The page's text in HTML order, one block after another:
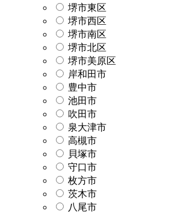
堺市東区
堺市西区
堺市南区
堺市北区
堺市美原区
岸和田市
豊中市
池田市
吹田市
泉大津市
高槻市
貝塚市
守口市
枚方市
茨木市
八尾市